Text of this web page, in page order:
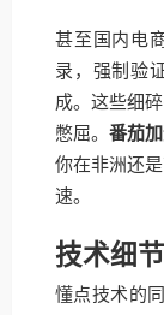
甚至国内电
录，强制验
成。这些细
憋屈。番茄
你在非洲还
速。
技术细
懂点技术的